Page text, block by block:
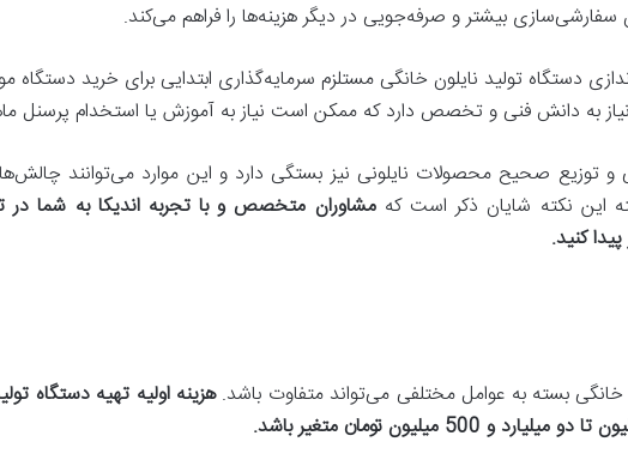
سفارشی‌سازی بیشتر و صرفه‌جویی در دیگر هزینه‌ها را فراهم می‌کند.
دستگاه تولید نایلون خانگی مستلزم سرمایه‌گذاری ابتدایی برای خرید دستگاه
نیاز به دانش فنی و تخصص دارد که ممکن است نیاز به آموزش یا استخدام پرسنل
و توزیع صحیح محصولات نایلونی نیز بستگی دارد و این موارد می‌توانند
این نکته شایان ذکر است کهمشاوران متخصص و با تجربه اندیکا به شما در
کنید.
خانگی بسته به عوامل مختلفی می‌تواند متفاوت باشد.هزینه اولیه تهیه دستگاه
میلیون تومان متغیر باشد.